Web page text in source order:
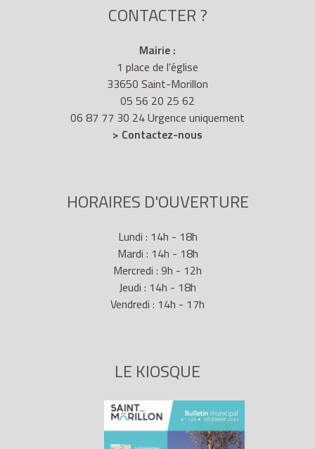
CONTACTER ?
Mairie :
1 place de l'église
33650 Saint-Morillon
05 56 20 25 62
06 87 77 30 24 Urgence uniquement
> Contactez-nous
HORAIRES D'OUVERTURE
Lundi : 14h - 18h
Mardi : 14h - 18h
Mercredi : 9h - 12h
Jeudi : 14h - 18h
Vendredi : 14h - 17h
LE KIOSQUE